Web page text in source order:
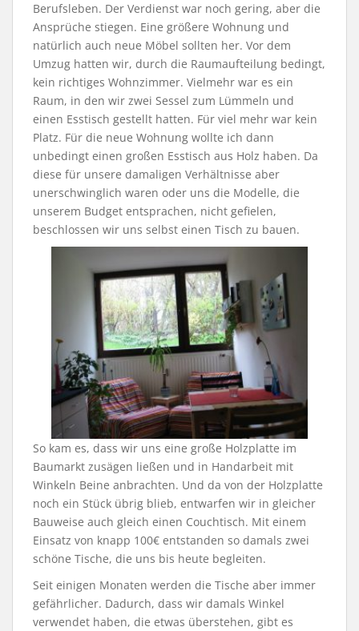
Berufsleben. Der Verdienst war noch gering, aber die
Ansprüche stiegen. Eine größere Wohnung und
natürlich auch neue Möbel sollten her. Vor dem
Umzug hatten wir, durch die Raumaufteilung bedingt,
kein richtiges Wohnzimmer. Vielmehr war es ein
Raum, in den wir zwei Sessel zum Lümmeln und
einen Esstisch gestellt hatten. Für viel mehr war kein
Platz. Für die neue Wohnung wollte ich dann
unbedingt einen großen Esstisch aus Holz haben. Da
diese für unsere damaligen Verhältnisse aber
unerschwinglich waren oder uns die Modelle, die
unserem Budget entsprachen, nicht gefielen,
beschlossen wir uns selbst einen Tisch zu bauen.
So kam es, dass wir uns eine große Holzplatte im
Baumarkt zusägen ließen und in Handarbeit mit
Winkeln Beine anbrachten. Und da von der Holzplatte
noch ein Stück übrig blieb, entwarfen wir in gleicher
Bauweise auch gleich einen Couchtisch. Mit einem
Einsatz von knapp 100€ entstanden so damals zwei
schöne Tische, die uns bis heute begleiten.
Seit einigen Monaten werden die Tische aber immer
gefährlicher. Dadurch, dass wir damals Winkel
verwendet haben, die etwas überstehen, gibt es